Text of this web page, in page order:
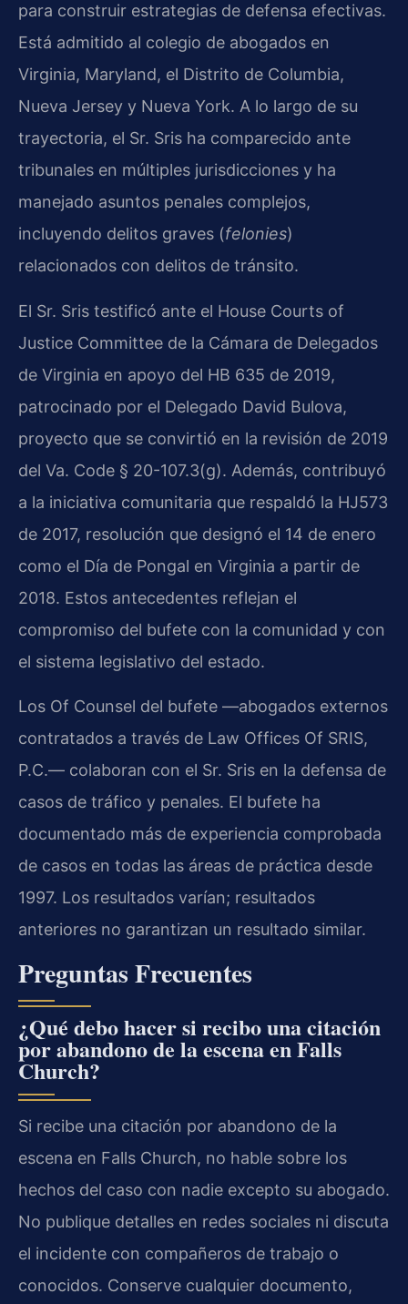
para construir estrategias de defensa efectivas.
Está admitido al colegio de abogados en
Virginia, Maryland, el Distrito de Columbia,
Nueva Jersey y Nueva York. A lo largo de su
trayectoria, el Sr. Sris ha comparecido ante
tribunales en múltiples jurisdicciones y ha
manejado asuntos penales complejos,
incluyendo delitos graves (felonies)
relacionados con delitos de tránsito.
El Sr. Sris testificó ante el House Courts of
Justice Committee de la Cámara de Delegados
de Virginia en apoyo del HB 635 de 2019,
patrocinado por el Delegado David Bulova,
proyecto que se convirtió en la revisión de 2019
del Va. Code § 20-107.3(g). Además, contribuyó
a la iniciativa comunitaria que respaldó la HJ573
de 2017, resolución que designó el 14 de enero
como el Día de Pongal en Virginia a partir de
2018. Estos antecedentes reflejan el
compromiso del bufete con la comunidad y con
el sistema legislativo del estado.
Los Of Counsel del bufete —abogados externos
contratados a través de Law Offices Of SRIS,
P.C.— colaboran con el Sr. Sris en la defensa de
casos de tráfico y penales. El bufete ha
documentado más de experiencia comprobada
de casos en todas las áreas de práctica desde
1997. Los resultados varían; resultados
anteriores no garantizan un resultado similar.
Preguntas Frecuentes
¿Qué debo hacer si recibo una citación
por abandono de la escena en Falls
Church?
Si recibe una citación por abandono de la
escena en Falls Church, no hable sobre los
hechos del caso con nadie excepto su abogado.
No publique detalles en redes sociales ni discuta
el incidente con compañeros de trabajo o
conocidos. Conserve cualquier documento,